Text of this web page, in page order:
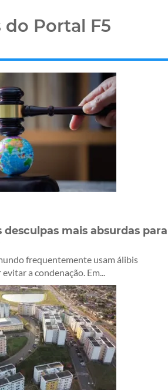
do Portal F5
desculpas mais absurdas para
frequentemente usam álibis
a condenação. Em...